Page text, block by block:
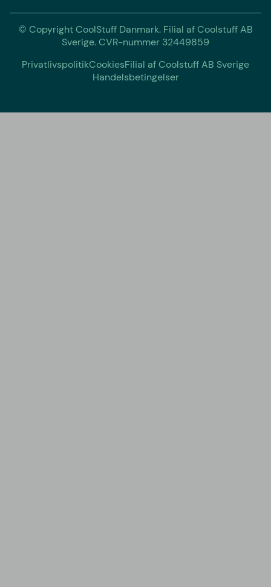
© Copyright CoolStuff Danmark. Filial af Coolstuff AB
Sverige. CVR-nummer 32449859
PrivatlivspolitikCookiesFilial af Coolstuff AB Sverige
Handelsbetingelser